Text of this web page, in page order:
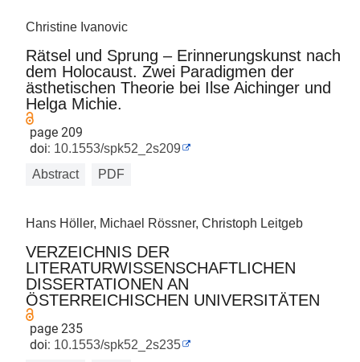
Christine Ivanovic
Rätsel und Sprung – Erinnerungskunst nach
dem Holocaust. Zwei Paradigmen der
ästhetischen Theorie bei Ilse Aichinger und
Helga Michie.
page 209
doi: 10.1553/spk52_2s209
Abstract
PDF
Hans Höller, Michael Rössner, Christoph Leitgeb
VERZEICHNIS DER
LITERATURWISSENSCHAFTLICHEN
DISSERTATIONEN AN
ÖSTERREICHISCHEN UNIVERSITÄTEN
page 235
doi: 10.1553/spk52_2s235